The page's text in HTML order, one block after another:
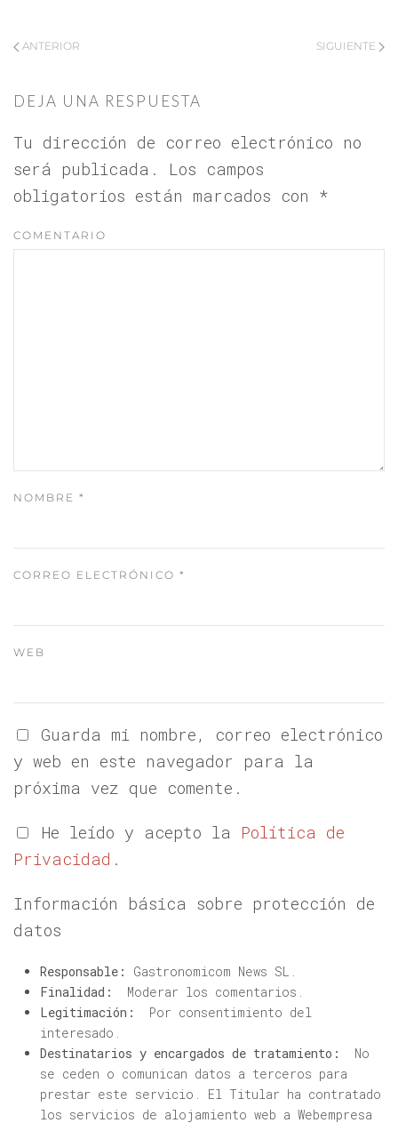
ANTERIOR SIGUIENTE
DEJA UNA RESPUESTA
Tu dirección de correo electrónico no
será publicada. Los campos
obligatorios están marcados con *
COMENTARIO
NOMBRE *
CORREO ELECTRÓNICO *
WEB
Guarda mi nombre, correo electrónico
y web en este navegador para la
próxima vez que comente.
He leído y acepto la Política de
Privacidad .
Información básica sobre protección de
datos
Responsable:
Gastronomicom News SL.
Finalidad:
Moderar los comentarios.
Legitimación:
Por consentimiento del
interesado.
Destinatarios y encargados de tratamiento:
No
se ceden o comunican datos a terceros para
prestar este servicio. El Titular ha contratado
los servicios de alojamiento web a Webempresa